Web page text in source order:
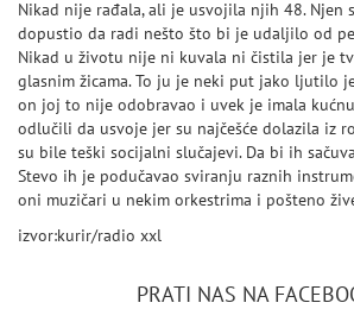
Nikad nije rađala, ali je usvojila njih 48. Njen
dopustio da radi nešto što bi je udaljilo od
Nikad u životu nije ni kuvala ni čistila jer je
glasnim žicama. To ju je neki put jako ljutilo
on joj to nije odobravao i uvek je imala
odlučili da usvoje jer su najčešće dolazila iz
su bile teški socijalni slučajevi. Da bi ih
Stevo ih je podučavao sviranju raznih
oni muzičari u nekim orkestrima i pošteno
izvor:kurir/radio xxl
PRATI NAS NA